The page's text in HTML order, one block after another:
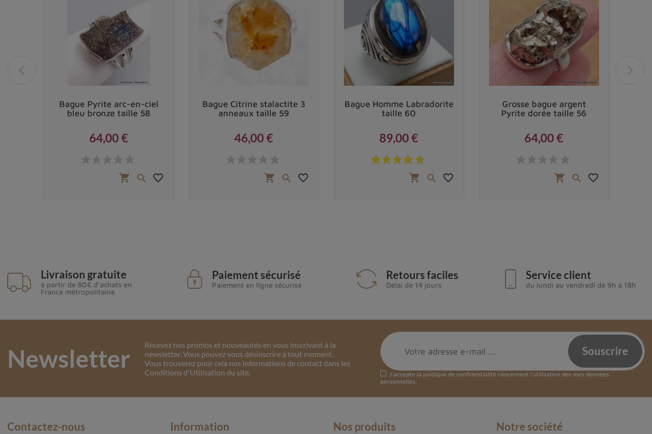
Bague Pyrite arc-en-ciel
bleu bronze taille 58
64,00 €
shopping_cart  favorite_border
Bague Citrine stalactite 3
anneaux taille 59
46,00 €
shopping_cart  favorite_border
Bague Homme Labradorite
taille 60
Prix
89,00 €
shopping_cart  favorite_border
Grosse bague argent
Pyrite dorée taille 56
64,00 €
shopping_cart  favorite_border
Livraison gratuite
à partir de 80€ d'achats en
France métropolitaine
Paiement sécurisé
Paiement en ligne sécurisé
Retours faciles
Délai de 14 jours
Service client
du lundi au vendredi de 9h à 18h
Newsletter
Recevez nos promos et nouveautés en vous inscrivant à la
newsletter. Vous pouvez vous désinscrire à tout moment.
Vous trouverez pour cela nos informations de contact dans les
Conditions d'Utilisation du site.
J'accepte la politique de confidentialité concernant l'utilisation des mes données
personnelles.
Contactez-nous Information Nos produits Notre société